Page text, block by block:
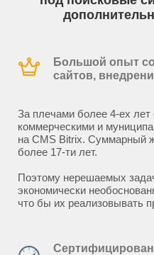
Большой опыт
сайтов,
За плечами более 4-ех
коммерческими и
на CMS Bitrix. Суммарный
более 17-ти лет.
Поэтому нерешаемых
экономически
что бы их реализовывать